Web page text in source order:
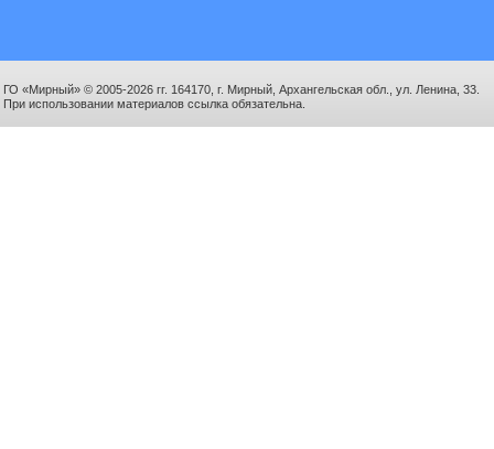
ГО «Мирный» © 2005-2026 гг. 164170, г. Мирный, Архангельская обл., ул. Ленина, 33.
При использовании материалов ссылка обязательна.